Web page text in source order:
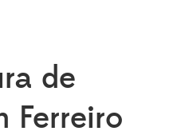
de
Ferreiro